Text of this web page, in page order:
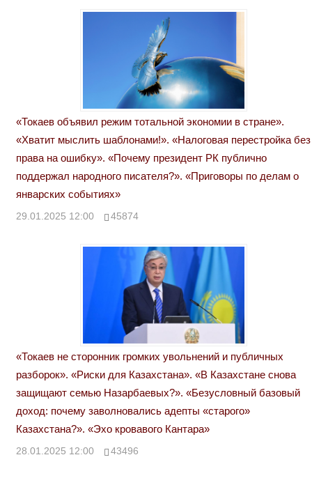
«Токаев объявил режим тотальной экономии в стране».
«Хватит мыслить шаблонами!». «Налоговая перестройка без
права на ошибку». «Почему президент РК публично
поддержал народного писателя?». «Приговоры по делам о
январских событиях»
29.01.2025 12:00 45874
«Токаев не сторонник громких увольнений и публичных
разборок». «Риски для Казахстана». «В Казахстане снова
защищают семью Назарбаевых?». «Безусловный базовый
доход: почему заволновались адепты «старого»
Казахстана?». «Эхо кровавого Кантара»
28.01.2025 12:00 43496